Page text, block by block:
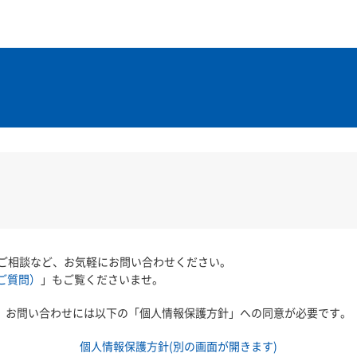
談など、お気軽にお問い合わせください。
問） 」もご覧くださいませ。
お問い合わせには以下の「個人情報保護方針」への同意が必要です。
個人情報保護方針(別の画面が開きます)